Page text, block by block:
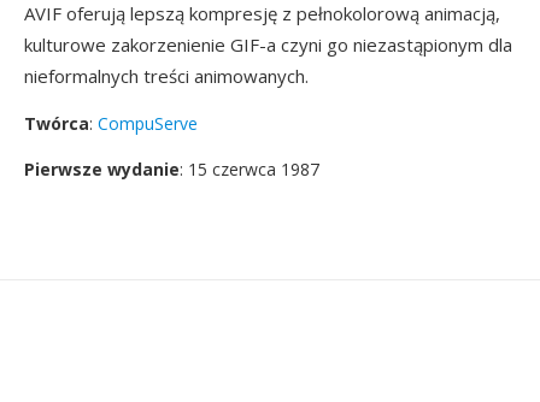
AVIF oferują lepszą kompresję z pełnokolorową animacją,
kulturowe zakorzenienie GIF-a czyni go niezastąpionym dla
nieformalnych treści animowanych.
Twórca: CompuServe
Pierwsze wydanie: 15 czerwca 1987